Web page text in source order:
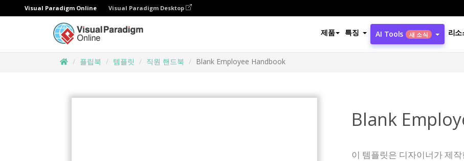
Visual Paradigm Online Visual Paradigm Desktop
제품 특징 AI Tools 새 소식 리소
플립북 템플릿 직원 핸드북 Blank Employee Handbook
Blank
이 템플릿은 디자이너가 제